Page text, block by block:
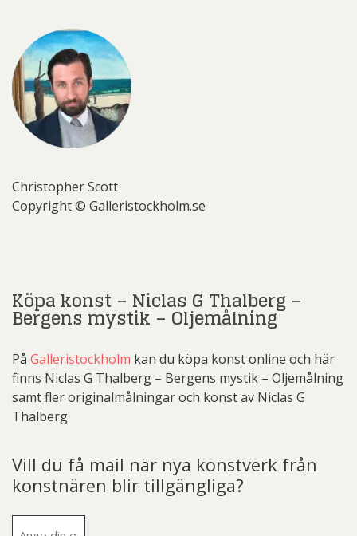
Christopher Scott
Copyright © Galleristockholm.se
Köpa konst – Niclas G Thalberg –
Bergens mystik – Oljemålning
På Galleristockholm kan du köpa konst online och här
finns Niclas G Thalberg – Bergens mystik – Oljemålning
samt fler originalmålningar och konst av Niclas G
Thalberg
Vill du få mail när nya konstverk från
konstnären blir tillgängliga?